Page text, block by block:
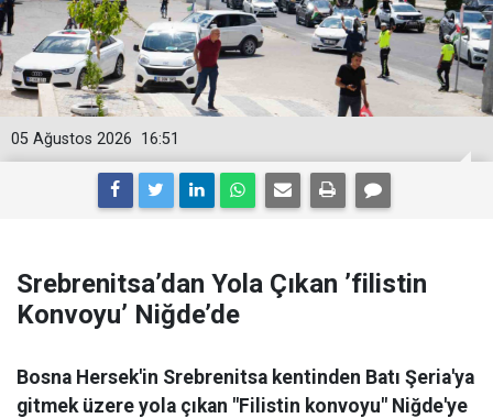
16:51
05 Ağustos 2026
Srebrenitsa’dan Yola Çıkan ’filistin
Konvoyu’ Niğde’de
Bosna Hersek'in Srebrenitsa kentinden Batı Şeria'ya
gitmek üzere yola çıkan "Filistin konvoyu" Niğde'ye